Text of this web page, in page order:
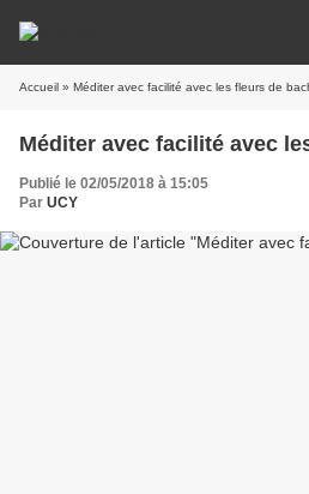
Accueil » Méditer avec facilité avec les fleurs de
Méditer avec facilité avec
Publié le 02/05/2018 à 15:05
Par UCY